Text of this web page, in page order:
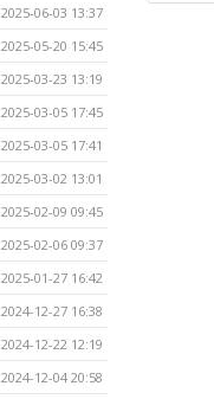
2025-06-03 13:37
2025-05-20 15:45
2025-03-23 13:19
2025-03-05 17:45
2025-03-05 17:41
2025-03-02 13:01
2025-02-09 09:45
2025-02-06 09:37
2025-01-27 16:42
2024-12-27 16:38
2024-12-22 12:19
2024-12-04 20:58